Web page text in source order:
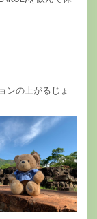
ンの上がるじょ